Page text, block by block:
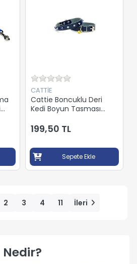
CATTİE
Cattie Boncuklu Deri
Kedi Boyun Tasması
BKT18XXLROYALBLUE
199,50 TL
Sepete Ekle
2 3 4 11 İleri